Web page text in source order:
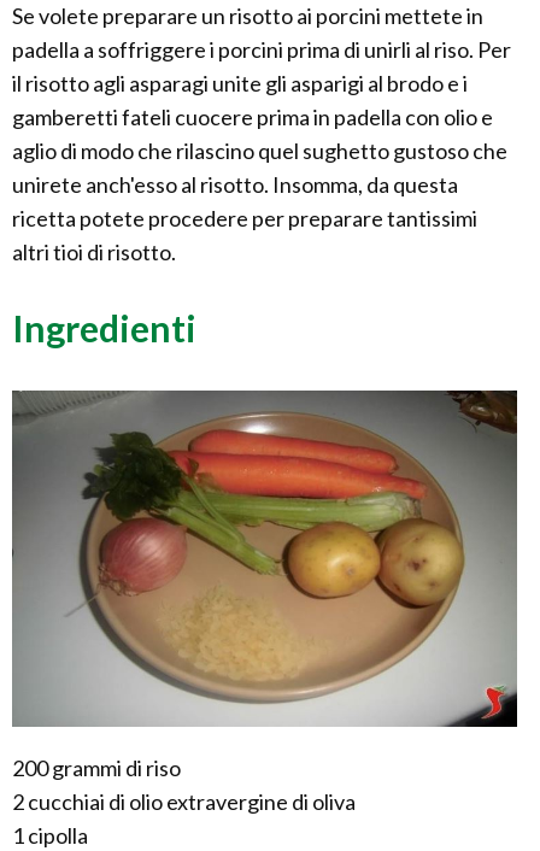
Se volete preparare un risotto ai porcini mettete in
padella a soffriggere i porcini prima di unirli al riso. Per
il risotto agli asparagi unite gli asparigi al brodo e i
gamberetti fateli cuocere prima in padella con olio e
aglio di modo che rilascino quel sughetto gustoso che
unirete anch'esso al risotto. Insomma, da questa
ricetta potete procedere per preparare tantissimi
altri tioi di risotto.
Ingredienti
200 grammi di riso
2 cucchiai di olio extravergine di oliva
1 cipolla